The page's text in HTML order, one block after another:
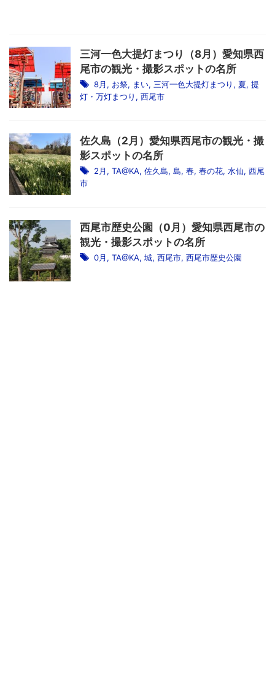
三河一色大提灯まつり（8月）愛知県西
尾市の観光・撮影スポットの名所
8月, お祭, まい, 三河一色大提灯まつり , 夏, 提
灯・万灯まつり , 西尾市
佐久島（2月）愛知県西尾市の観光・撮
影スポットの名所
2月, TA@KA, 佐久島, 島, 春, 春の花, 水仙, 西尾
市
西尾市歴史公園（0月）愛知県西尾市の
観光・撮影スポットの名所
0月, TA@KA, 城, 西尾市, 西尾市歴史公園